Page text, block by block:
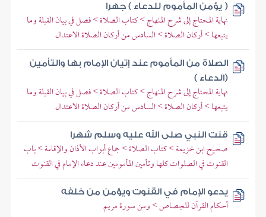
( يؤمن المأموم للدعاء ) جهرا
نهاية المحتاج إلى شرح المنهاج > كتاب الصلاة > فصل في بيان القبلة وما
يتبعها > أركان الصلاة > السادس من أركان الصلاة الاعتدال
الصلاة من المأموم عند إتيان الإمام بها والتأمين
(الدعاء )
نهاية المحتاج إلى شرح المنهاج > كتاب الصلاة > فصل في بيان القبلة وما
يتبعها > أركان الصلاة > السادس من أركان الصلاة الاعتدال
قنت النبي صلى الله عليه وسلم شهرا
صحيح ابن خزيمة > كتاب الصلاة > جماع أبواب الأذان والإقامة > باب
القنوت في الصلوات كلها وتأمين المأمومين عند دعاء الإمام في القنوت
يدعو الإمام في القنوت ويؤمن من خلفه
أحكام القرآن للجصاص > ومن سورة مريم